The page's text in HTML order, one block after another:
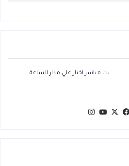
بث مباشر اخبار علي مدار الساعة
فيسبوك
‫X
‫YouTube